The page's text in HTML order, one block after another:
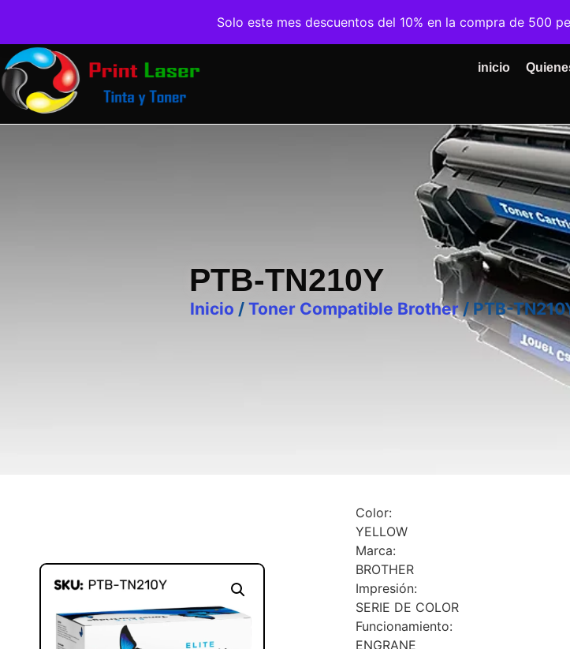
Solo este mes descuentos del 10% en la compra de 500
inicio
PTB-TN210Y
Inicio / Toner Compatible Brother/ PTB-
Color:
YELLOW
Marca:
BROTHER
Impresión:
SERIE DE COLOR
Funcionamiento:
ENGRANE